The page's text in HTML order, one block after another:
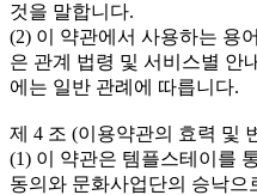
것을 말합니다.
(2) 이 약관에서 사용하는 용
은 관계 법령 및 서비스별 안
에는 일반 관례에 따릅니다.
제 4 조 (이용약관의 효력 및
(1) 이 약관은 템플스테이를
동의와 문화사업단의 승낙